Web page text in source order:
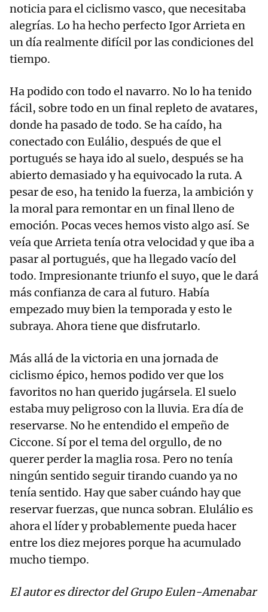
noticia para el ciclismo vasco, que necesitaba
alegrías. Lo ha hecho perfecto Igor Arrieta en
un día realmente difícil por las condiciones del
tiempo.
Ha podido con todo el navarro. No lo ha tenido
fácil, sobre todo en un final repleto de avatares,
donde ha pasado de todo. Se ha caído, ha
conectado con Eulálio, después de que el
portugués se haya ido al suelo, después se ha
abierto demasiado y ha equivocado la ruta. A
pesar de eso, ha tenido la fuerza, la ambición y
la moral para remontar en un final lleno de
emoción. Pocas veces hemos visto algo así. Se
veía que Arrieta tenía otra velocidad y que iba a
pasar al portugués, que ha llegado vacío del
todo. Impresionante triunfo el suyo, que le dará
más confianza de cara al futuro. Había
empezado muy bien la temporada y esto le
subraya. Ahora tiene que disfrutarlo.
Más allá de la victoria en una jornada de
ciclismo épico, hemos podido ver que los
favoritos no han querido jugársela. El suelo
estaba muy peligroso con la lluvia. Era día de
reservarse. No he entendido el empeño de
Ciccone. Sí por el tema del orgullo, de no
querer perder la maglia rosa. Pero no tenía
ningún sentido seguir tirando cuando ya no
tenía sentido. Hay que saber cuándo hay que
reservar fuerzas, que nunca sobran. Elulálio es
ahora el líder y probablemente pueda hacer
entre los diez mejores porque ha acumulado
mucho tiempo.
El autor es director del Grupo Eulen-Amenabar